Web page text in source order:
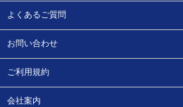
よくあるご質問
お問い合わせ
ご利用規約
会社案内